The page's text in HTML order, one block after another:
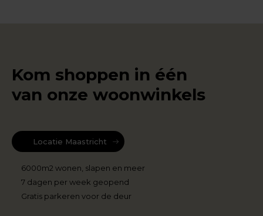
Kom shoppen in één
van onze woonwinkels
Locatie Maastricht
6000m2 wonen, slapen en meer
7 dagen per week geopend
Gratis parkeren voor de deur